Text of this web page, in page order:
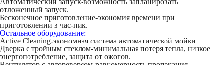
Автоматический запуск-возможность запланировать
отложенный запуск.
Бесконечное приготовление-экономия времени при
приготовлении в час-пик.
Остальное оборудование:
Active Cleaning-экономная система автоматической мойки.
Дверка с тройным стеклом-минимальная потеря тепла, низкое
энергопотребление, защита от ожогов.